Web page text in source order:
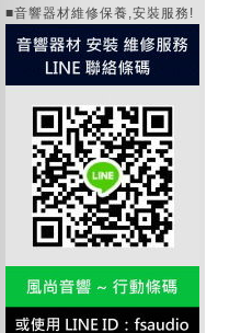
■音響器材維修保養,安裝服務!